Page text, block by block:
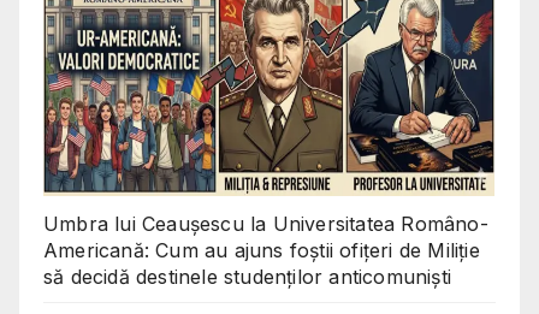
Umbra lui Ceaușescu la Universitatea Româno-
Americană: Cum au ajuns foștii ofițeri de Miliție
să decidă destinele studenților anticomuniști